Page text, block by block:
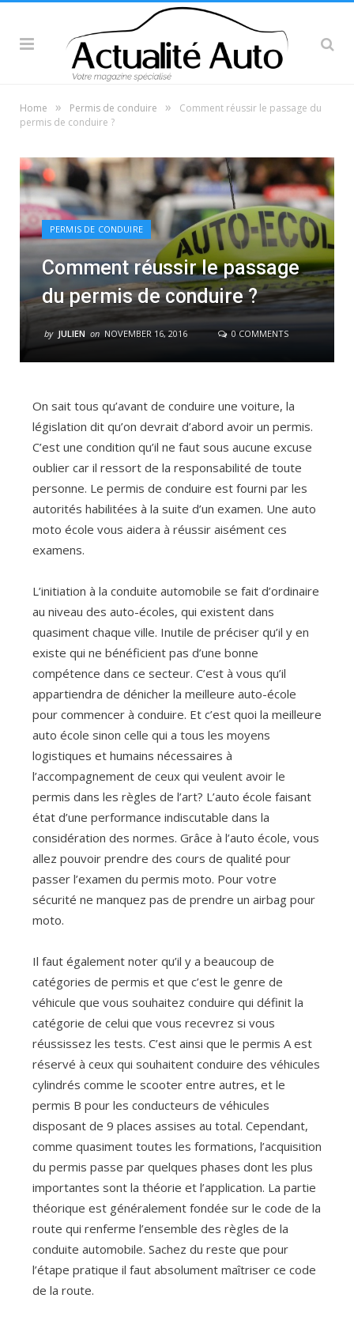
Home » Permis de conduire »
Comment réussir le passage du
permis de conduire ?
PERMIS DE CONDUIRE
Comment réussir le passage
du permis de conduire ?
by JULIEN on NOVEMBER 16, 2016 0 COMMENTS
On sait tous qu’avant de conduire une voiture, la
législation dit qu’on devrait d’abord avoir un permis.
C’est une condition qu’il ne faut sous aucune excuse
oublier car il ressort de la responsabilité de toute
personne. Le permis de conduire est fourni par les
autorités habilitées à la suite d’un examen. Une auto
moto école vous aidera à réussir aisément ces
examens.
L’initiation à la conduite automobile se fait d’ordinaire
au niveau des auto-écoles, qui existent dans
quasiment chaque ville. Inutile de préciser qu’il y en
existe qui ne bénéficient pas d’une bonne
compétence dans ce secteur. C’est à vous qu’il
appartiendra de dénicher la meilleure auto-école
pour commencer à conduire. Et c’est quoi la meilleure
auto école sinon celle qui a tous les moyens
logistiques et humains nécessaires à
l’accompagnement de ceux qui veulent avoir le
permis dans les règles de l’art? L’auto école faisant
état d’une performance indiscutable dans la
considération des normes. Grâce à l’auto école, vous
allez pouvoir prendre des cours de qualité pour
passer l’examen du permis moto. Pour votre
sécurité ne manquez pas de prendre un airbag pour
moto.
Il faut également noter qu’il y a beaucoup de
catégories de permis et que c’est le genre de
véhicule que vous souhaitez conduire qui définit la
catégorie de celui que vous recevrez si vous
réussissez les tests. C’est ainsi que le permis A est
réservé à ceux qui souhaitent conduire des véhicules
cylindrés comme le scooter entre autres, et le
permis B pour les conducteurs de véhicules
disposant de 9 places assises au total. Cependant,
comme quasiment toutes les formations, l’acquisition
du permis passe par quelques phases dont les plus
importantes sont la théorie et l’application. La partie
théorique est généralement fondée sur le code de la
route qui renferme l’ensemble des règles de la
conduite automobile. Sachez du reste que pour
l’étape pratique il faut absolument maîtriser ce code
de la route.